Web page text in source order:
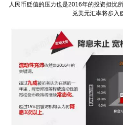
人民币贬值的压力也是2016年的投资担忧
兑美元汇率将步入